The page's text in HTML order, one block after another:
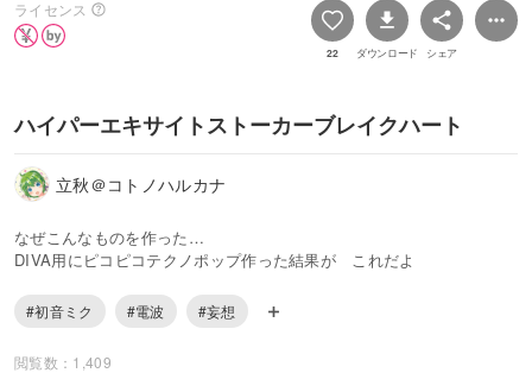
ライセンス
22 ダウンロード シェア
ハイパーエキサイトストーカーブレイクハート
立秋＠コトノハルカナ
なぜこんなものを作った…
DIVA用にピコピコテクノポップ作った結果が これだよ
#初音ミク #電波 #妄想
閲覧数：1,409